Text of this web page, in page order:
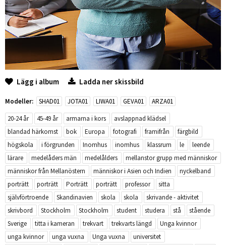
Lägg i album Ladda ner skissbild
Modeller: SHAD01 JOTA01 LIWA01 GEVA01
ARZA01
20-24 år
45-49 år armarna i kors
avslappnad klädsel
blandad härkomst
bok Europa fotografi framifrån
färgbild
högskola
i förgrunden Inomhus inomhus klassrum le
leende
lärare
medelåders män medelålders
mellanstor grupp med människor
människor från Mellanöstern
människor i Asien och Indien
nyckelband
porträtt
porträtt Porträtt porträtt professor
sitta
självförtroende
Skandinavien skola skola
skrivande - aktivitet
skrivbord
Stockholm Stockholm student studera stå
stående
Sverige
titta i kameran trekvart trekvarts längd
Unga kvinnor
unga kvinnor
unga vuxna Unga vuxna
universitet